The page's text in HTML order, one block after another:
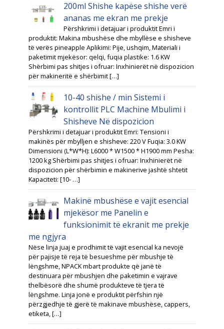
200ml Shishe kapëse shishe verë
ananas me ekran me prekje
Përshkrimi i detajuar i produktit Emri i
produktit: Makina mbushëse dhe mbyllëse e shisheve
të verës pineapple Aplikimi: Pije, ushqim, Materiali i
paketimit mjekësor: qelqi, fuqia plastike: 1.6 KW
Shërbimi pas shitjes i ofruar: Inxhinierët në dispozicion
për makineritë e shërbimit […]
10-40 shishe / min Sistemi i
kontrollit PLC Machine Mbulimi i
Shisheve Në dispozicion
Përshkrimi i detajuar i produktit Emri: Tensioni i
makinës për mbylljen e shisheve: 220 V Fuqia: 3.0 KW
Dimensioni (L*W*H): L6000 * W1500 * H1900 mm Pesha:
1200 kg Shërbimi pas shitjes i ofruar: Inxhinierët në
dispozicion për shërbimin e makinerive jashtë shtetit
Kapaciteti: [10- …]
Makinë mbushëse e vajit esencial
mjekësor me Panelin e
funksionimit të ekranit me prekje
me ngjyra
Nëse linja juaj e prodhimit të vajit esencial ka nevojë
për pajisje të reja të besueshme për mbushje të
lëngshme, NPACK mbart produkte që janë të
destinuara për mbushjen dhe paketimin e vajrave
thelbësorë dhe shumë produkteve të tjera të
lëngshme. Linja jonë e produktit përfshin një
përzgjedhje të gjerë të makinave mbushëse, cappers,
etiketa, […]